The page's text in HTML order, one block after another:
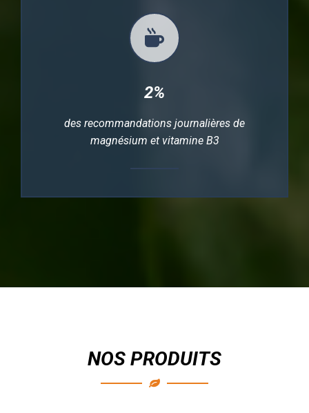
2%
des recommandations journalières de
magnésium et vitamine B3
NOS PRODUITS